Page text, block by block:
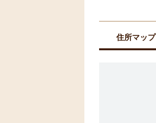
住所マップ